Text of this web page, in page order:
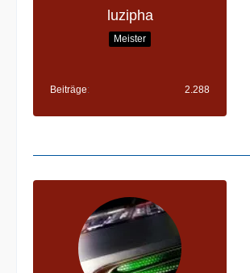
luzipha
Meister
Beiträge 2.288